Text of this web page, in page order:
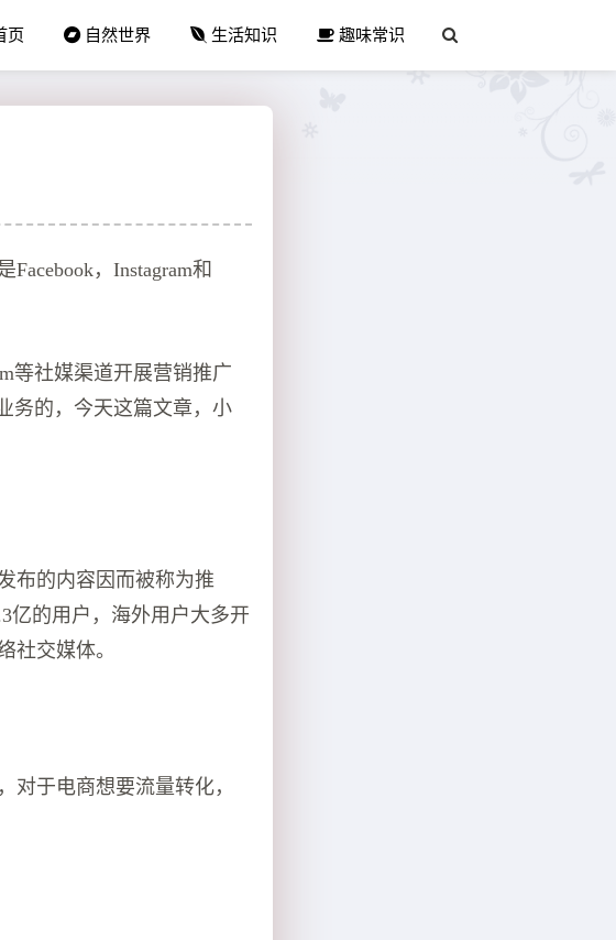
页 自然世界 生活知识 趣味常识
，Instagram和
等社媒渠道开展营销推广
务的，今天这篇文章，小
布的内容因而被称为推
亿的用户，海外用户大多开
社交媒体。
对于电商想要流量转化，